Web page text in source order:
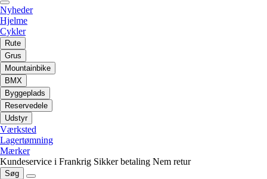
Nyheder
Hjelme
Cykler
Rute
Grus
Mountainbike
BMX
Byggeplads
Reservedele
Udstyr
Værksted
Lagertømning
Mærker
Kundeservice i Frankrig Sikker betaling Nem retur
Søg